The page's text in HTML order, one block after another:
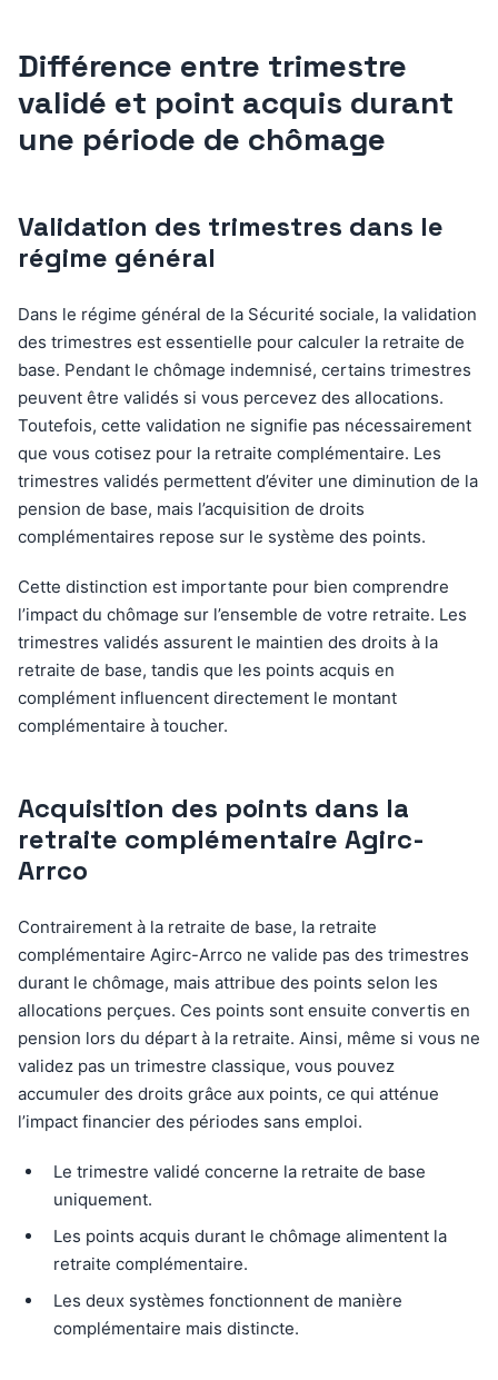
Différence entre trimestre
validé et point acquis durant
une période de chômage
Validation des trimestres dans le
régime général
Dans le régime général de la Sécurité sociale, la validation
des trimestres est essentielle pour calculer la retraite de
base. Pendant le chômage indemnisé, certains trimestres
peuvent être validés si vous percevez des allocations.
Toutefois, cette validation ne signifie pas nécessairement
que vous cotisez pour la retraite complémentaire. Les
trimestres validés permettent d’éviter une diminution de la
pension de base, mais l’acquisition de droits
complémentaires repose sur le système des points.
Cette distinction est importante pour bien comprendre
l’impact du chômage sur l’ensemble de votre retraite. Les
trimestres validés assurent le maintien des droits à la
retraite de base, tandis que les points acquis en
complément influencent directement le montant
complémentaire à toucher.
Acquisition des points dans la
retraite complémentaire Agirc-
Arrco
Contrairement à la retraite de base, la retraite
complémentaire Agirc-Arrco ne valide pas des trimestres
durant le chômage, mais attribue des points selon les
allocations perçues. Ces points sont ensuite convertis en
pension lors du départ à la retraite. Ainsi, même si vous ne
validez pas un trimestre classique, vous pouvez
accumuler des droits grâce aux points, ce qui atténue
l’impact financier des périodes sans emploi.
Le trimestre validé concerne la retraite de base
uniquement.
Les points acquis durant le chômage alimentent la
retraite complémentaire.
Les deux systèmes fonctionnent de manière
complémentaire mais distincte.